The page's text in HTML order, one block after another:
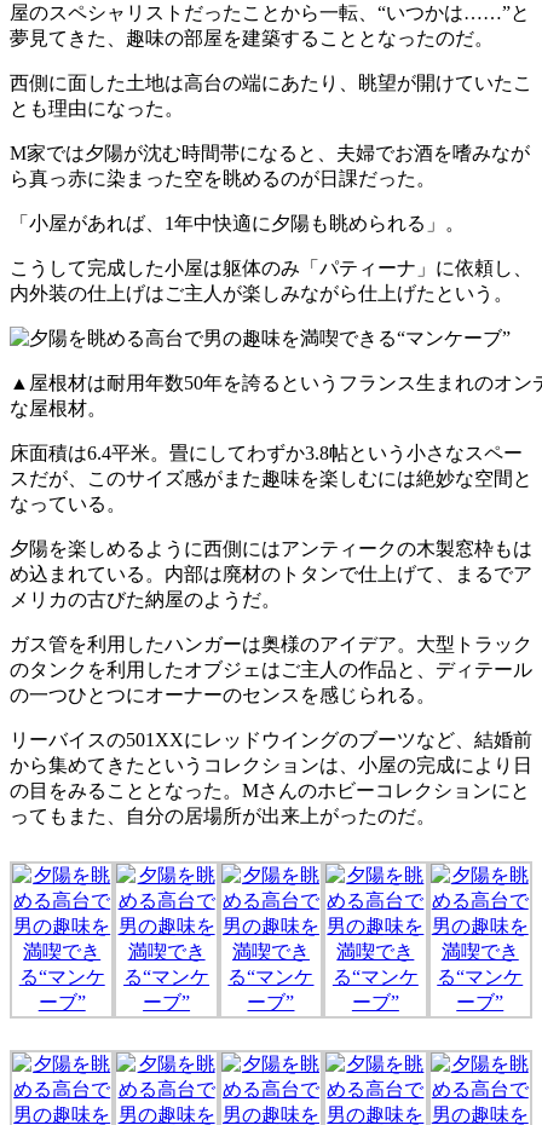
屋のスペシャリストだったことから一転、“いつかは……”と
夢見てきた、趣味の部屋を建築することとなったのだ。
西側に面した土地は高台の端にあたり、眺望が開けていたこ
とも理由になった。
M家では夕陽が沈む時間帯になると、夫婦でお酒を嗜みなが
ら真っ赤に染まった空を眺めるのが日課だった。
「小屋があれば、1年中快適に夕陽も眺められる」。
こうして完成した小屋は躯体のみ「パティーナ」に依頼し、
内外装の仕上げはご主人が楽しみながら仕上げたという。
▲屋根材は耐用年数50年を誇るというフランス生まれのオ
な屋根材。
床面積は6.4平米。畳にしてわずか3.8帖という小さなスペー
スだが、このサイズ感がまた趣味を楽しむには絶妙な空間と
なっている。
夕陽を楽しめるように西側にはアンティークの木製窓枠もは
め込まれている。内部は廃材のトタンで仕上げて、まるでア
メリカの古びた納屋のようだ。
ガス管を利用したハンガーは奥様のアイデア。大型トラック
のタンクを利用したオブジェはご主人の作品と、ディテール
の一つひとつにオーナーのセンスを感じられる。
リーバイスの501XXにレッドウイングのブーツなど、結婚前
から集めてきたというコレクションは、小屋の完成により日
の目をみることとなった。Mさんのホビーコレクションにと
ってもまた、自分の居場所が出来上がったのだ。